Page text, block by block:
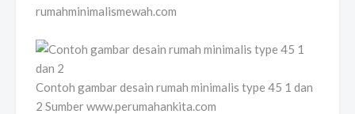
rumahminimalismewah.com
Contoh gambar desain rumah minimalis type 45 1 dan
2 Sumber www.perumahankita.com